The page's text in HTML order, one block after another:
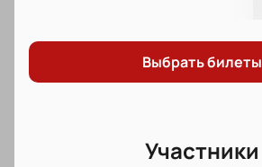
Выбрать билеты
Участники